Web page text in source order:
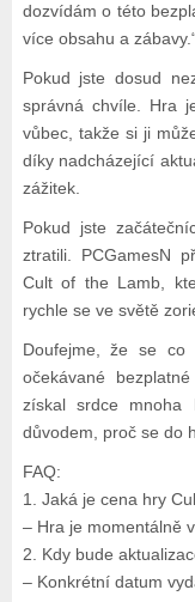
dozvídám o této
více obsahu a zábavy.“
Pokud jste dosud
správná chvíle. Hra
vůbec, takže si ji
díky nadcházející
zážitek.
Pokud jste
ztratili. PCGamesN
Cult of the Lamb,
rychle se ve světě
Doufejme, že se co
očekávané
získal srdce
důvodem, proč se do
FAQ:
1. Jaká je cena hry
– Hra je momentálně
2. Kdy bude
– Konkrétní datum